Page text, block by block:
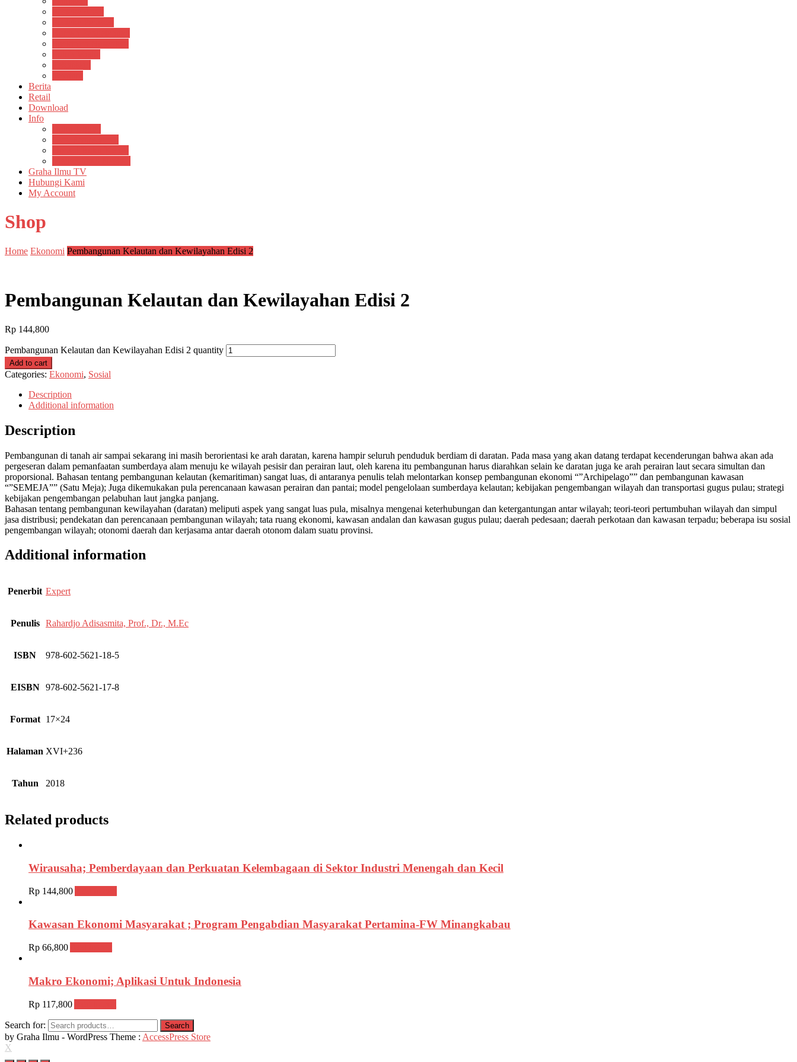
Berita
Retail
Download
Info
Graha Ilmu TV
Hubungi Kami
My Account
Shop
Home Ekonomi Pembangunan Kelautan dan Kewilayahan Edisi 2
Pembangunan Kelautan dan Kewilayahan Edisi 2
Rp 144,800
Pembangunan Kelautan dan Kewilayahan Edisi 2 quantity
Add to cart
Categories: Ekonomi, Sosial
Description
Additional information
Description
Pembangunan di tanah air sampai sekarang ini masih berorientasi ke arah daratan, karena hampir seluruh penduduk berdiam di daratan. Pada masa yang akan datang terdapat kecenderungan bahwa akan ada
pergeseran dalam pemanfaatan sumberdaya alam menuju ke wilayah pesisir dan perairan laut, oleh karena itu pembangunan harus diarahkan selain ke daratan juga ke arah perairan laut secara simultan dan
proporsional. Bahasan tentang pembangunan kelautan (kemaritiman) sangat luas, di antaranya penulis telah melontarkan konsep pembangunan ekonomi “”Archipelago”” dan pembangunan kawasan
“”SEMEJA”” (Satu Meja); Juga dikemukakan pula perencanaan kawasan perairan dan pantai; model pengelolaan sumberdaya kelautan; kebijakan pengembangan wilayah dan transportasi gugus pulau; strategi
kebijakan pengembangan pelabuhan laut jangka panjang.
Bahasan tentang pembangunan kewilayahan (daratan) meliputi aspek yang sangat luas pula, misalnya mengenai keterhubungan dan ketergantungan antar wilayah; teori-teori pertumbuhan wilayah dan simpul
jasa distribusi; pendekatan dan perencanaan pembangunan wilayah; tata ruang ekonomi, kawasan andalan dan kawasan gugus pulau; daerah pedesaan; daerah perkotaan dan kawasan terpadu; beberapa isu sosial
pengembangan wilayah; otonomi daerah dan kerjasama antar daerah otonom dalam suatu provinsi.
Additional information
Penerbit Expert
Penulis Rahardjo Adisasmita, Prof., Dr., M.Ec
ISBN 978-602-5621-18-5
EISBN 978-602-5621-17-8
Format 17×24
Halaman XVI+236
Tahun 2018
Related products
Wirausaha; Pemberdayaan dan Perkuatan Kelembagaan di Sektor Industri Menengah dan Kecil
Rp 144,800
Kawasan Ekonomi Masyarakat ; Program Pengabdian Masyarakat Pertamina-FW Minangkabau
Rp 66,800
Makro Ekonomi; Aplikasi Untuk Indonesia
Rp 117,800
Search for: Search
by Graha Ilmu - WordPress Theme : AccessPress Store
X